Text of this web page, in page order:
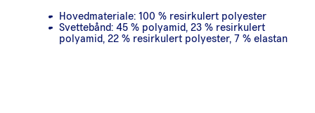
Hovedmateriale: 100 % resirkulert polyester
Svettebånd: 45 % polyamid, 23 % resirkulert
polyamid, 22 % resirkulert polyester, 7 % elastan